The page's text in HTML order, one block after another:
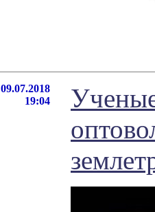
09.07.2018
19:04